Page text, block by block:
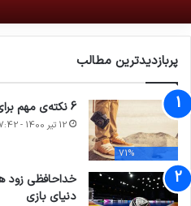
می‌شود
اسامی آثار حاضر در آخرین
پربازدیدترین مطالب
71%
6 نکته‌ی مهم برای گرفتن عکس‌های جذاب‌تر در سفر
12 تیر 1400 - 7:42 ب.ظ
خداحافظی زود
دنیای بازی